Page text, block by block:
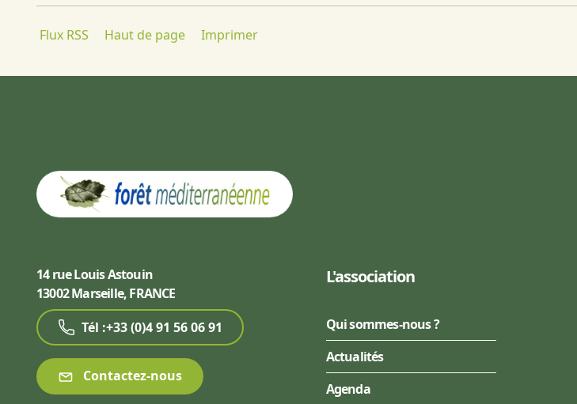
Flux RSS Haut de page Imprimer
14 rue Louis Astouin
13002 Marseille, FRANCE
Tél :+33 (0)4 91 56 06 91
Contactez-nous
L'association
Qui sommes-nous ?
Actualités
Agenda